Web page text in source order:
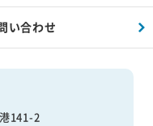
141-2
い合わせ